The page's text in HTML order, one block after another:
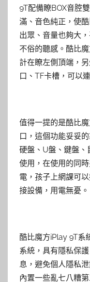
9T配備瞭BOX音腔
滿、音色純正，使
出眾、音量也夠大
不俗的聽感。酷比
計在瞭左側頂端，
口、TF卡槽，可以
值得一提的是酷比
口，這個功能妥妥
硬盤、U盤、鍵盤、
使用，在使用的同
電，孩子上網課可
接設備，用電無憂。
酷比魔方iPlay 9T系
系統，具有隱私保
息，避免個人隱私
內置一些亂七八糟